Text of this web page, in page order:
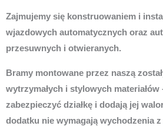
Zajmujemy się konstruowaniem i
wjazdowych automatycznych oraz
przesuwnych i otwieranych.
Bramy montowane przez naszą
wytrzymałych i stylowych materiałów
zabezpieczyć działkę i dodają jej
dodatku nie wymagają wychodzenia